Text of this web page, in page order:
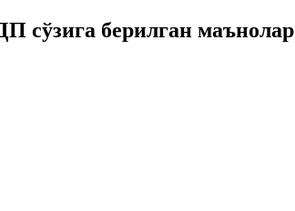
сўзига берилган маънолар